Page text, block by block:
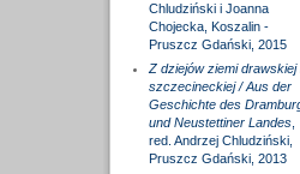
Chludziński i Joanna
Chojecka, Koszalin -
Pruszcz Gdański, 2015
Z dziejów ziemi drawskiej
szczecineckiej / Aus der
Geschichte des
und Neustettiner Landes,
red. Andrzej Chludziński,
Pruszcz Gdański, 2013